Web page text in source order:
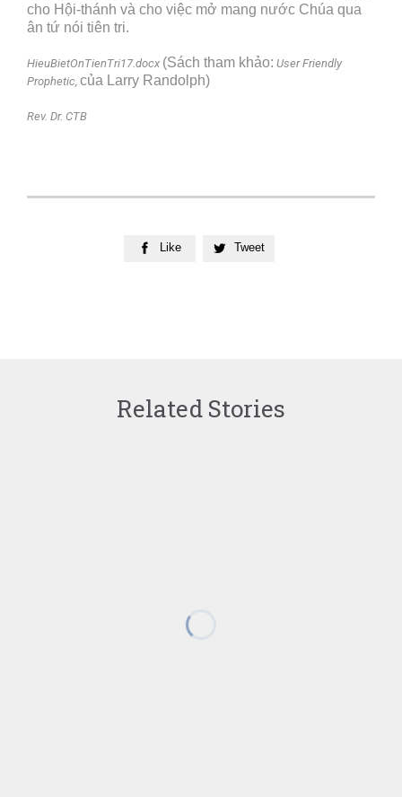
cho Hội-thánh và cho việc mở mang nước Chúa qua
ân tứ nói tiên tri.
HieuBietOnTienTri17.docx (Sách tham khảo: User Friendly
Prophetic, của Larry Randolph)
Rev. Dr. CTB
 Like  Tweet
Related Stories